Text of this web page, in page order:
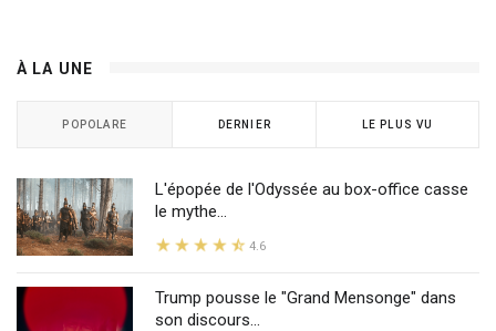
À LA UNE
POPOLARE DERNIER LE PLUS VU
L'épopée de l'Odyssée au box-office casse
le mythe...
4.6
Trump pousse le "Grand Mensonge" dans
son discours...